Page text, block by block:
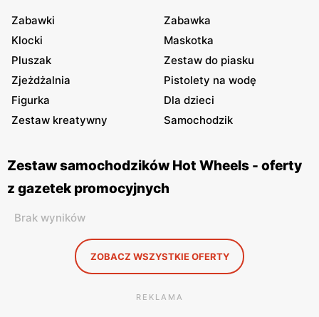
Zabawki
Zabawka
Klocki
Maskotka
Pluszak
Zestaw do piasku
Zjeżdżalnia
Pistolety na wodę
Figurka
Dla dzieci
Zestaw kreatywny
Samochodzik
Zestaw samochodzików Hot Wheels - oferty
z gazetek promocyjnych
Brak wyników
ZOBACZ WSZYSTKIE OFERTY
REKLAMA